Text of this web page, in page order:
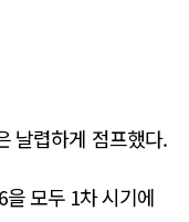
날렵하게 점프했다.
모두 1차 시기에